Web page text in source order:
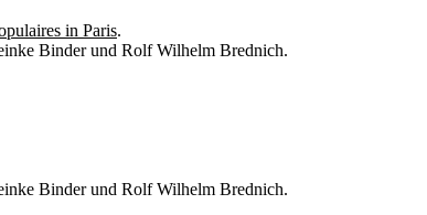
in Paris.
Binder und Rolf Wilhelm Brednich.
Binder und Rolf Wilhelm Brednich.